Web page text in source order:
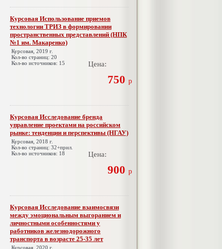
Курсовая Использование приемов
технологии ТРИЗ в формировании
пространственных представлений (НПК
№1 им. Макаренко)
Курсовая, 2019 г.
Кол-во страниц: 20
Кол-во источников: 15
Цена:
750 р
Курсовая Исследование бренда
управление проектами на российском
рынке: тенденции и перспективы (НГАУ)
Курсовая, 2018 г.
Кол-во страниц: 32+прил.
Кол-во источников: 18
Цена:
900 р
Курсовая Исследование взаимосвязи
между эмоциональным выгоранием и
личностными особенностями у
работников железнодорожного
транспорта в возрасте 25-35 лет
Курсовая, 2020 г.